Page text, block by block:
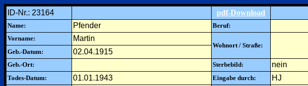
ID-Nr.: 23164 pdf-Download
Name: Pfender
Beruf:
Vorname:
Martin
Wohnort / Straße:
Geb.-Datum:
02.04.1915
Geb.-Ort: Sterbebild: nein
Todes-Datum: 01.01.1943 Eingabe durch: HJ